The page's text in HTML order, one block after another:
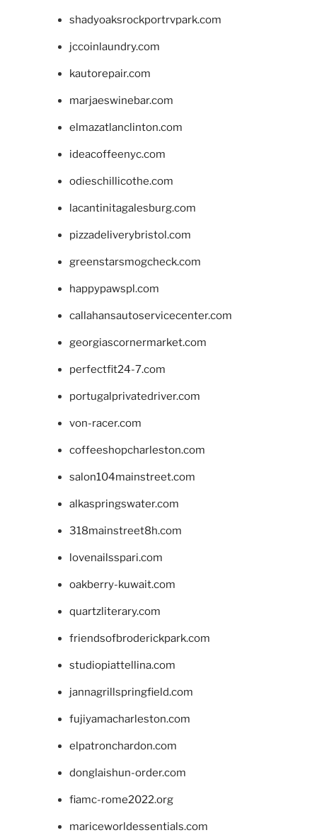
shadyoaksrockportrvpark.com
jccoinlaundry.com
kautorepair.com
marjaeswinebar.com
elmazatlanclinton.com
ideacoffeenyc.com
odieschillicothe.com
lacantinitagalesburg.com
pizzadeliverybristol.com
greenstarsmogcheck.com
happypawspl.com
callahansautoservicecenter.com
georgiascornermarket.com
perfectfit24-7.com
portugalprivatedriver.com
von-racer.com
coffeeshopcharleston.com
salon104mainstreet.com
alkaspringswater.com
318mainstreet8h.com
lovenailsspari.com
oakberry-kuwait.com
quartzliterary.com
friendsofbroderickpark.com
studiopiattellina.com
jannagrillspringfield.com
fujiyamacharleston.com
elpatronchardon.com
donglaishun-order.com
fiamc-rome2022.org
mariceworldessentials.com